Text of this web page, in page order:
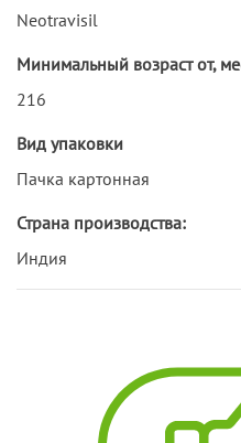
Neotravisil
Минимальный возраст от,
216
Вид упаковки
Пачка картонная
Страна производства:
Индия